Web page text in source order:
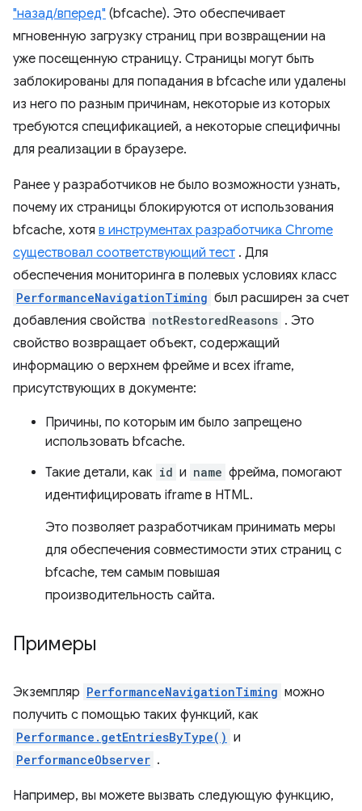
"назад/вперед" (bfcache). Это обеспечивает
мгновенную загрузку страниц при возвращении на
уже посещенную страницу. Страницы могут быть
заблокированы для попадания в bfcache или удалены
из него по разным причинам, некоторые из которых
требуются спецификацией, а некоторые специфичны
для реализации в браузере.
Ранее у разработчиков не было возможности узнать,
почему их страницы блокируются от использования
bfcache, хотя в инструментах разработчика Chrome
существовал соответствующий тест . Для
обеспечения мониторинга в полевых условиях класс
PerformanceNavigationTiming был расширен за счет
добавления свойства notRestoredReasons . Это
свойство возвращает объект, содержащий
информацию о верхнем фрейме и всех iframe,
присутствующих в документе:
Причины, по которым им было запрещено
использовать bfcache.
Такие детали, как id и name фрейма, помогают
идентифицировать iframe в HTML.
Это позволяет разработчикам принимать меры
для обеспечения совместимости этих страниц с
bfcache, тем самым повышая
производительность сайта.
Примеры
Экземпляр PerformanceNavigationTiming можно
получить с помощью таких функций, как
Performance.getEntriesByType() и
PerformanceObserver .
Например, вы можете вызвать следующую функцию,